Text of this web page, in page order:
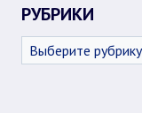
РУБРИКИ
Рубрики